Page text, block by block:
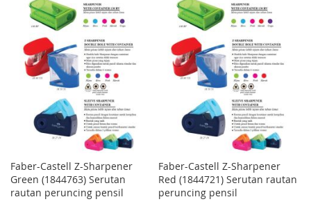
WISH
LIST
COMPARE
LIST
Faber-Castell Z-Sharpener
Green (1844763) Serutan
rautan peruncing pensil
Faber-Castell Z-Sharpener
Red (1844721) Serutan rautan
peruncing pensil